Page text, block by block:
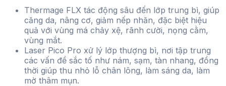
Thermage FLX tác động sâu đến lớp trung bì, giúp
căng da, nâng cơ, giảm nếp nhăn, đặc biệt hiệu
quả với vùng má chảy xệ, rãnh cười, nọng cằm,
vùng mắt.
Laser Pico Pro xử lý lớp thượng bì, nơi tập trung
các vấn đề sắc tố như nám, sạm, tàn nhang, đồng
thời giúp thu nhỏ lỗ chân lông, làm sáng da, làm
mờ thâm mụn.